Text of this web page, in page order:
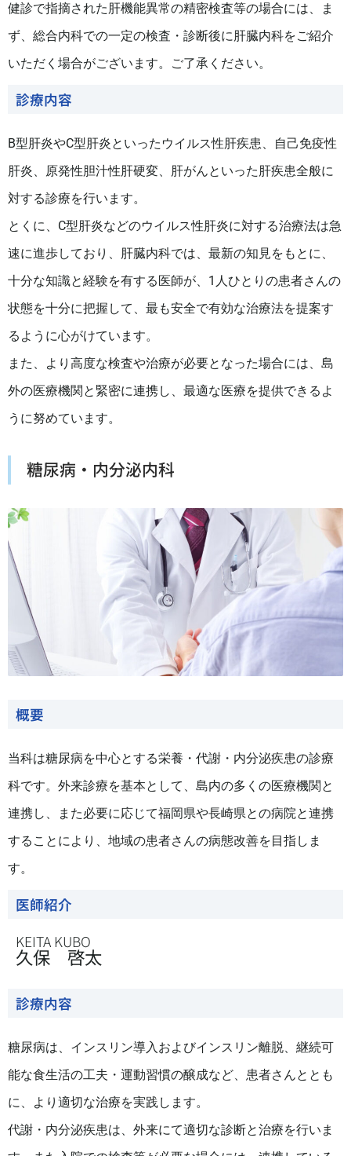
健診で指摘された肝機能異常の精密検査等の場合には、ま
ず、総合内科での一定の検査・診断後に肝臓内科をご紹介
いただく場合がございます。ご了承ください。
診療内容
B型肝炎やC型肝炎といったウイルス性肝疾患、自己免疫性
肝炎、原発性胆汁性肝硬変、肝がんといった肝疾患全般に
対する診療を行います。
とくに、C型肝炎などのウイルス性肝炎に対する治療法は急
速に進歩しており、肝臓内科では、最新の知見をもとに、
十分な知識と経験を有する医師が、1人ひとりの患者さんの
状態を十分に把握して、最も安全で有効な治療法を提案す
るように心がけています。
また、より高度な検査や治療が必要となった場合には、島
外の医療機関と緊密に連携し、最適な医療を提供できるよ
うに努めています。
糖尿病・内分泌内科
概要
当科は糖尿病を中心とする栄養・代謝・内分泌疾患の診療
科です。外来診療を基本として、島内の多くの医療機関と
連携し、また必要に応じて福岡県や長崎県との病院と連携
することにより、地域の患者さんの病態改善を目指しま
す。
医師紹介
KEITA KUBO
久保 啓太
診療内容
糖尿病は、インスリン導入およびインスリン離脱、継続可
能な食生活の工夫・運動習慣の醸成など、患者さんととも
に、より適切な治療を実践します。
代謝・内分泌疾患は、外来にて適切な診断と治療を行いま